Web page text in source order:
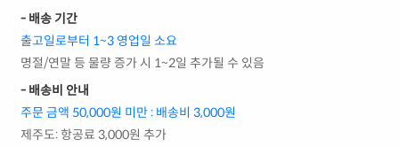
- 배송 기간
출고일로부터 1~3 영업일 소요
명절/연말 등 물량 증가 시 1~2일 추가될 수 있음
- 배송비 안내
주문 금액 50,000원 미만 : 배송비 3,000원
제주도: 항공료 3,000원 추가